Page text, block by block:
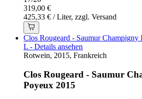
319,00 €
425,33 € / Liter, zzgl. Versand
Clos Rougeard - Saumur Champigny
L - Details ansehen
Rotwein, 2015, Frankreich
Clos Rougeard - Saumur
Poyeux 2015